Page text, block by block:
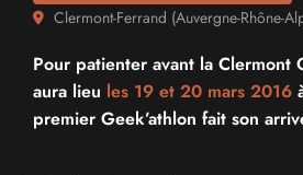
Clermont-Ferrand (Auvergne-Rhône-
Pour patienter avant la Clermont
aura lieu les 19 et 20 mars 2016
premier Geek’athlon fait son